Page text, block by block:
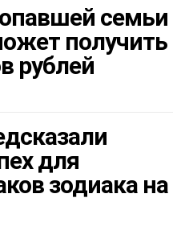
семьи
получить
рублей
для
зодиака на